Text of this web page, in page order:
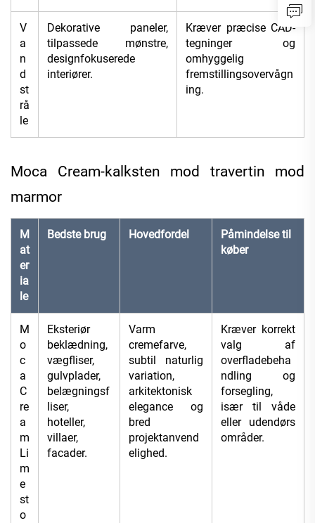
V
a
n
d
st
rå
le
Dekorative paneler,
tilpassede mønstre,
designfokuserede
interiører.
Kræver præcise CAD-
tegninger og
omhyggelig
fremstillingsovervågn
ing.
Moca Cream-kalksten mod travertin mod
marmor
M
at
er
ia
le
Bedste brug Hovedfordel
Påmindelse til
køber
M
o
c
a
C
re
a
m
Li
m
e
st
o
Eksteriør
beklædning,
vægfliser,
gulvplader,
belægningsf
liser,
hoteller,
villaer,
facader.
Varm
cremefarve,
subtil naturlig
variation,
arkitektonisk
elegance og
bred
projektanvend
elighed.
Kræver korrekt
valg af
overfladebeha
ndling og
forsegling,
især til våde
eller udendørs
områder.